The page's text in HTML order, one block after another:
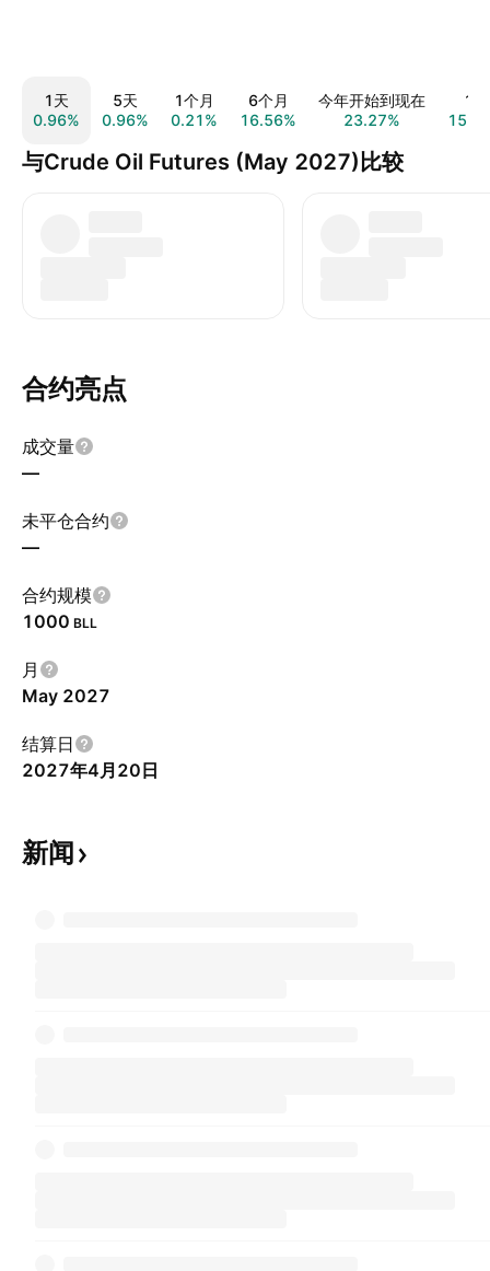
1天
0.96%
5天
0.96%
1个月
0.21%
6个月
16.56%
今年开始到现在
23.27%
1年
与Crude Oil Futures (May 2027)比较
合约亮点
成交量
—
未平仓合约
—
合约规模
1000 BLL
月
May 2027
结算日
2027年4月20日
新闻